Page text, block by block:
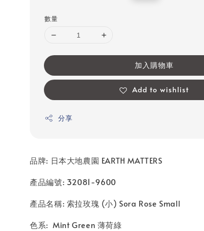
數量
加入購物車
Add to wishlist
分享
品牌: 日本大地農園 EARTH MATTERS
產品編號: 32081-9600
產品名稱: 索拉玫瑰 (小) Sora Rose Small
色系: Mint Green 薄荷綠